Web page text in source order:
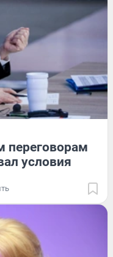
переговорам
условия